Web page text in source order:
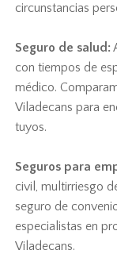
circunstancias
Seguro de salud:
con tiempos de
médico.
Viladecans para
tuyos.
Seguros para
civil, multirriesgo
seguro de
especialistas en
Viladecans.